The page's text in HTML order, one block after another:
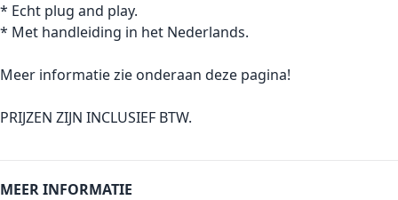
* Echt plug and play.
* Met handleiding in het Nederlands.
Meer informatie zie onderaan deze pagina!
PRIJZEN ZIJN INCLUSIEF BTW.
MEER INFORMATIE